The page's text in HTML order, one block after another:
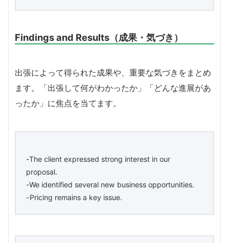
Findings and Results（成果・気づき）
出張によって得られた成果や、重要な気づきをまとめ
ます。「出張して何がわかったか」「どんな進展があ
ったか」に焦点を当てます。
-The client expressed strong interest in our
proposal.
-We identified several new business opportunities.
-Pricing remains a key issue.